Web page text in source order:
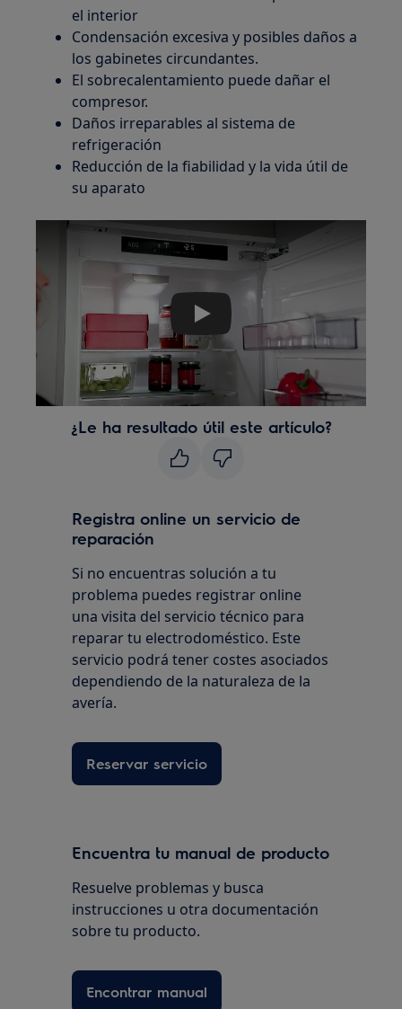
el interior
Condensación excesiva y posibles daños a
los gabinetes circundantes.
El sobrecalentamiento puede dañar el
compresor.
Daños irreparables al sistema de
refrigeración
Reducción de la fiabilidad y la vida útil de
su aparato
Play
¿Le ha resultado útil este artículo?
Registra online un servicio de
reparación
Si no encuentras solución a tu
problema puedes registrar online
una visita del servicio técnico para
reparar tu electrodoméstico. Este
servicio podrá tener costes asociados
dependiendo de la naturaleza de la
avería.
Reservar servicio
Encuentra tu manual de producto
Resuelve problemas y busca
instrucciones u otra documentación
sobre tu producto.
Encontrar manual